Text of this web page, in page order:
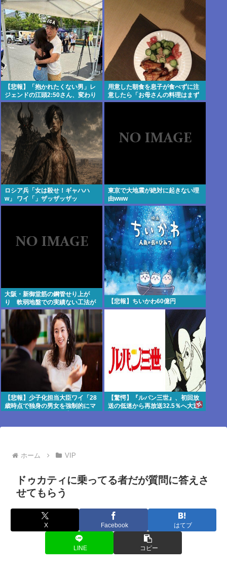
ないように
【悲報】「抱かれたくない男」レ
ジェンドの江頭2:50さん、変わり
果てた姿で発見されるwww
用意した朝食を息子が食べずに注
意したら「お母さんの料理はまず
いから食べたくない」と…「まず
ロシア兵「女は殺せ！ギャハハ
w」 ワイ「」ザッザッザッ
東京で大地震が絶対に起きない理
由www
大阪・新御堂筋の鋼管せり上が
り 軟弱地盤での実績ない工法が
原因か
【悲報】ちいかわ60億円
【悲報】少子化担当大臣ワイ「28
歳時点で独身の男女を強制的にマ
【驚愕】『ルパン三世』、初回放
送の低迷から再放送32.5％へ大逆
ホーム VIP
ドゥカティに乗ってる者だが質問に答えさ
せてもらう
X Facebook はてブ
LINE コピー